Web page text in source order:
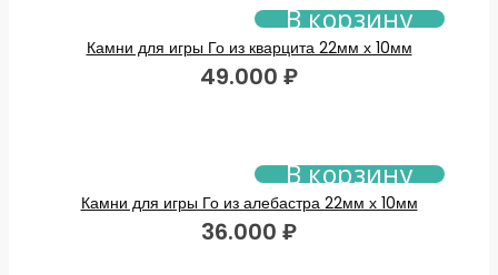
В корзину
Камни для игры Го из кварцита 22мм х 10мм
49.000 ₽
В корзину
Камни для игры Го из алебастра 22мм х 10мм
36.000 ₽